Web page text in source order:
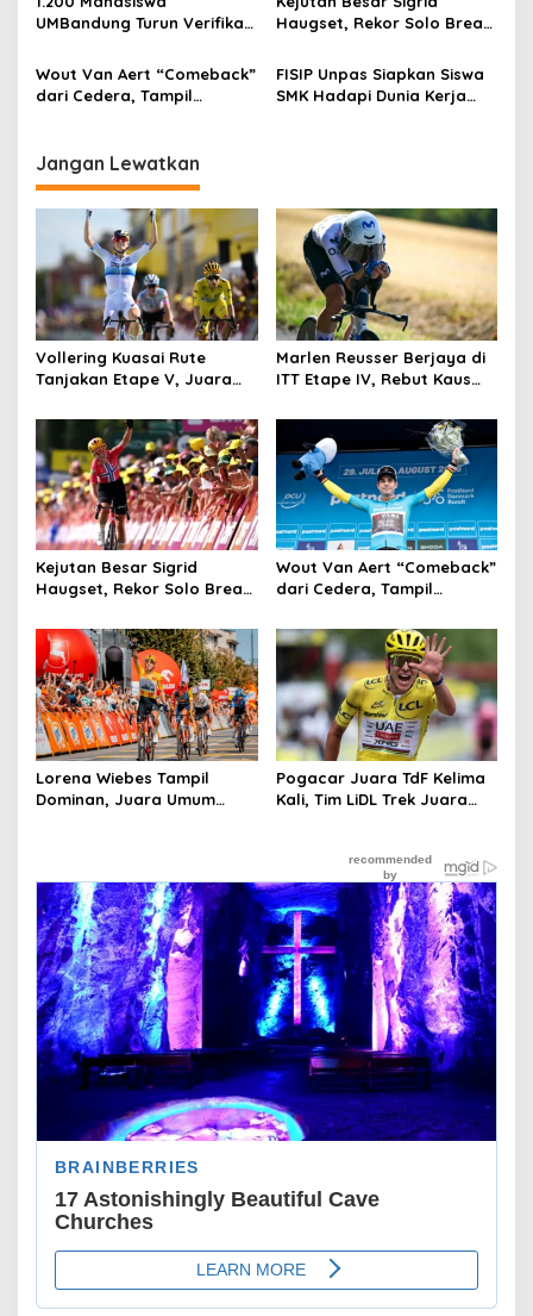
UMBandung Turun Verifikasi
Wujud Nyata Kampus
Membantu Jawa Barat
Menyelamatkan Generasi
Haugset, Rekor Solo Break
Wout Van Aert “Comeback”
dari Cedera, Tampil
FISIP Unpas Siapkan Siswa
SMK Hadapi Dunia Kerja
Jangan Lewatkan
Vollering Kuasai Rute
Tanjakan Etape V, Juara
Peluangnya Sirna
Marlen Reusser Berjaya di
ITT Etape IV, Rebut Kaus
Kejutan Besar Sigrid
Haugset, Rekor Solo Break
Wout Van Aert “Comeback”
dari Cedera, Tampil
Lorena Wiebes Tampil
Dominan, Juara Umum
Pogacar Juara TdF Kelima
Kali, Tim LiDL Trek Juara